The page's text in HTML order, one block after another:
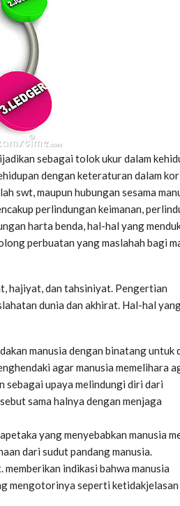
sebagai tolok ukur dalam
dengan keteraturan dalam
swt, maupun hubungan sesama
perlindungan keimanan,
harta benda, hal-hal yang
perbuatan yang maslahah bagi
hajiyat, dan tahsiniyat. Pengertian
dunia dan akhirat. Hal-hal
manusia dengan binatang untuk
agar manusia memelihara
sebagai upaya melindungi diri dari
sama halnya dengan menjaga
yang menyebabkan manusia
dari sudut pandang manusia.
indikasi bahwa manusia
mengotorinya seperti ketidakjelasan